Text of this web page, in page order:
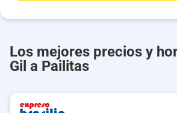
Los mejores precios y
Gil a Pailitas